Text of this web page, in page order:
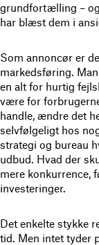
grundfortælling –
har blæst dem i
Som annoncør er
markedsføring.
en alt for hurtig
være for
handle, ændre det
selvfølgeligt hos
strategi og bureau
udbud. Hvad der
mere konkurrence,
investeringer.
Det enkelte stykke
tid. Men intet tyder